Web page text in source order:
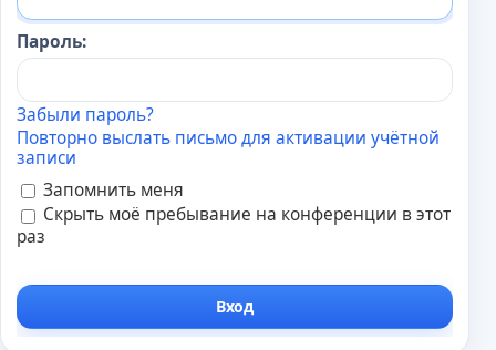
Пароль:
Забыли пароль?
Повторно выслать письмо для активации учётной
записи
Запомнить меня
Скрыть моё пребывание на конференции в этот
раз